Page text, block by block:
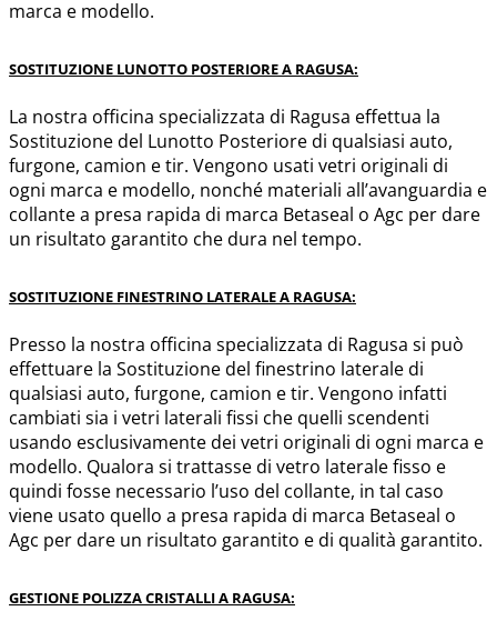
marca e modello.
SOSTITUZIONE LUNOTTO POSTERIORE A RAGUSA:
La nostra officina specializzata di Ragusa effettua la
Sostituzione del Lunotto Posteriore di qualsiasi auto,
furgone, camion e tir. Vengono usati vetri originali di
ogni marca e modello, nonché materiali all’avanguardia e
collante a presa rapida di marca Betaseal o Agc per dare
un risultato garantito che dura nel tempo.
SOSTITUZIONE FINESTRINO LATERALE A RAGUSA:
Presso la nostra officina specializzata di Ragusa si può
effettuare la Sostituzione del finestrino laterale di
qualsiasi auto, furgone, camion e tir. Vengono infatti
cambiati sia i vetri laterali fissi che quelli scendenti
usando esclusivamente dei vetri originali di ogni marca e
modello. Qualora si trattasse di vetro laterale fisso e
quindi fosse necessario l’uso del collante, in tal caso
viene usato quello a presa rapida di marca Betaseal o
Agc per dare un risultato garantito e di qualità garantito.
GESTIONE POLIZZA CRISTALLI A RAGUSA: